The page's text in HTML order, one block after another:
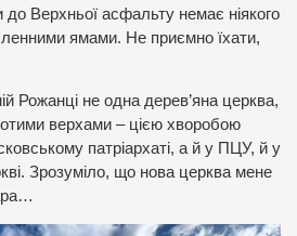
Верхньої асфальту немає ніякого
ямами. Не приємно їхати,
Рожанці не одна дерев’яна церква,
верхами – цією хворобою
патріархаті, а й у ПЦУ, й у
Зрозуміло, що нова церква мене